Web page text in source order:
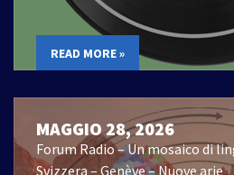
READ MORE »
MAGGIO 28, 2026
Forum Radio – Un mosaico di
Svizzera – Genève – Nuove arie